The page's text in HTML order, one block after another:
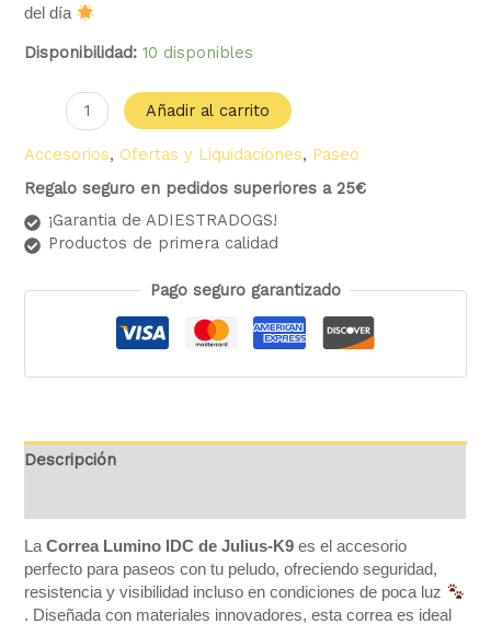
del día
Disponibilidad: 10 disponibles
Añadir al carrito
Accesorios, Ofertas y Liquidaciones, Paseo
Regalo seguro en pedidos superiores a 25€
¡Garantia de ADIESTRADOGS!
Productos de primera calidad
Pago seguro garantizado
Descripción
LaCorrea Lumino IDC de Julius-K9 es el accesorio
perfecto para paseos con tu peludo, ofreciendo seguridad,
resistencia y visibilidad incluso en condiciones de poca luz
. Diseñada con materiales innovadores, esta correa es ideal